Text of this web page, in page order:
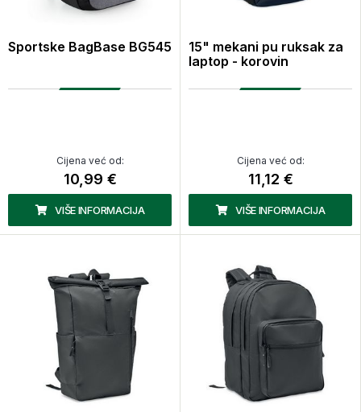
Sportske BagBase BG545
Cijena već od:
10,99 €
VIŠE INFORMACIJA
15" mekani pu ruksak za
laptop - korovin
Cijena već od:
11,12 €
VIŠE INFORMACIJA